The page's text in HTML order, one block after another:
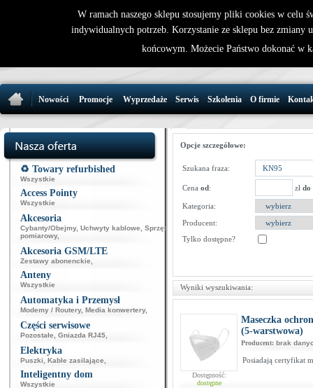
32 721 86
Nowości Promocje Wyprzedaże Serwis Szkolenia O firmie
♻️ Towary refurbished
Wszystkie
Access Pointy
Wszystkie
Akcesoria
Cybanty/Obejmy, Uchwyty kablowe
Sprzęt
pomiarowy,
Akcesoria GSM/LTE
Zestawy abonenckie
Anteny
Wszystkie
Automatyka i Przemysł
Modemy / Routery, Media konwertery,
Części serwisowe
Pozostałe Gniazda RJ45
Elektryka
Puszki Kable zasilające
Inteligentny dom
Wszystkie
Opcje szczegółowe:
Szukana fraza:
Cena od: zł do
Kategoria:
Producent:
Tylko dostępne?
Wyniki wyszukiwania:
Dostępność:
dostępne
Maseczka
(5-warstwowa)
Producent: brak
Posiadają certyfikat
W ramach naszego sklepu stosujemy pliki cookies w celu
indywidualnych potrzeb. Korzystanie ze sklepu bez zmiany
końcowym. Możecie Państwo dokonać w